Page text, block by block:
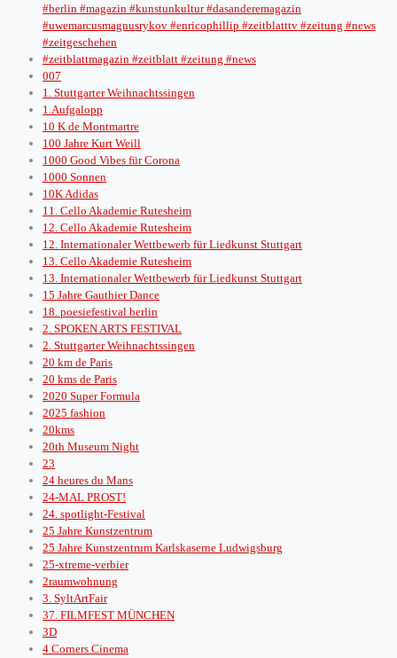
#berlin #magazin #kunstunkultur #dasanderemagazin
#uwemarcusmagnusrykov #enricophillip #zeitblatttv #zeitung #news
#zeitgeschehen
#zeitblattmagazin #zeitblatt #zeitung #news
007
1. Stuttgarter Weihnachtssingen
1.Aufgalopp
10 K de Montmartre
100 Jahre Kurt Weill
1000 Good Vibes für Corona
1000 Sonnen
10K Adidas
11. Cello Akademie Rutesheim
12. Cello Akademie Rutesheim
12. Internationaler Wettbewerb für Liedkunst Stuttgart
13. Cello Akademie Rutesheim
13. Internationaler Wettbewerb für Liedkunst Stuttgart
15 Jahre Gauthier Dance
18. poesiefestival berlin
2. SPOKEN ARTS FESTIVAL
2. Stuttgarter Weihnachtssingen
20 km de Paris
20 kms de Paris
2020 Super Formula
2025 fashion
20kms
20th Museum Night
23
24 heures du Mans
24-MAL PROST!
24. spotlight-Festival
25 Jahre Kunstzentrum
25 Jahre Kunstzentrum Karlskaserne Ludwigsburg
25-xtreme-verbier
2raumwohnung
3. SyltArtFair
37. FILMFEST MÜNCHEN
3D
4 Corners Cinema